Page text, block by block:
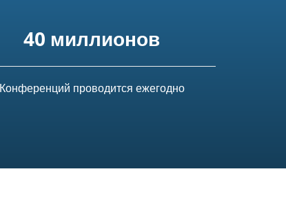
40 миллионов
Конференций проводится ежегодно